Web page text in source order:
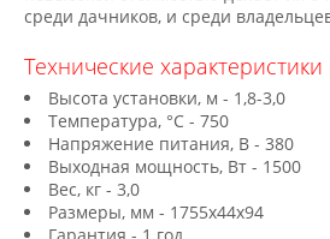
среди дачников, и среди
Технические характеристики
Высота установки, м - 1,8-3,0
Температура, °С - 750
Напряжение питания, В - 380
Выходная мощность, Вт - 1500
Вес, кг - 3,0
Размеры, мм - 1755х44х94